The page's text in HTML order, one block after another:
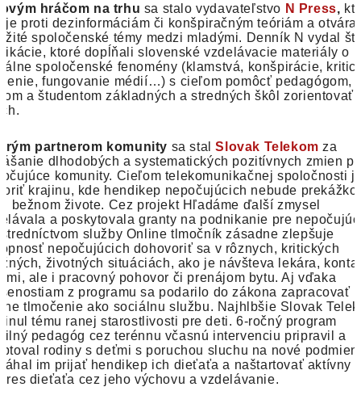
hráčom na trhu sa stalo vydavateľstvo N Press,
proti dezinformáciám či konšpiračným teóriám a otvára
spoločenské témy medzi mladými. Denník N vydal
ktoré dopĺňali slovenské vzdelávacie materiály o
spoločenské fenomény (klamstvá, konšpirácie,
fungovanie médií…) s cieľom pomôcť pedagógom,
a študentom základných a stredných škôl zorientovať
partnerom komunity sa stal Slovak Telekomza
dlhodobých a systematických pozitívnych zmien
komunity. Cieľom telekomunikačnej spoločnosti
krajinu, kde hendikep nepočujúcich nebude
bežnom živote. Cez projekt Hľadáme ďalší zmysel
a poskytovala granty na podnikanie pre
služby Online tlmočník zásadne zlepšuje
nepočujúcich dohovoriť sa v rôznych, kritických
životných situáciách, ako je návšteva lekára,
ale i pracovný pohovor či prenájom bytu. Aj vďaka
z programu sa podarilo do zákona zapracovať
tlmočenie ako sociálnu službu. Najhlbšie Slovak
tému ranej starostlivosti pre deti. 6-ročný program
pedagóg cez terénnu včasnú intervenciu pripravil a
rodiny s deťmi s poruchou sluchu na nové
im prijať hendikep ich dieťaťa a naštartovať aktívny
dieťaťa cez jeho výchovu a vzdelávanie.